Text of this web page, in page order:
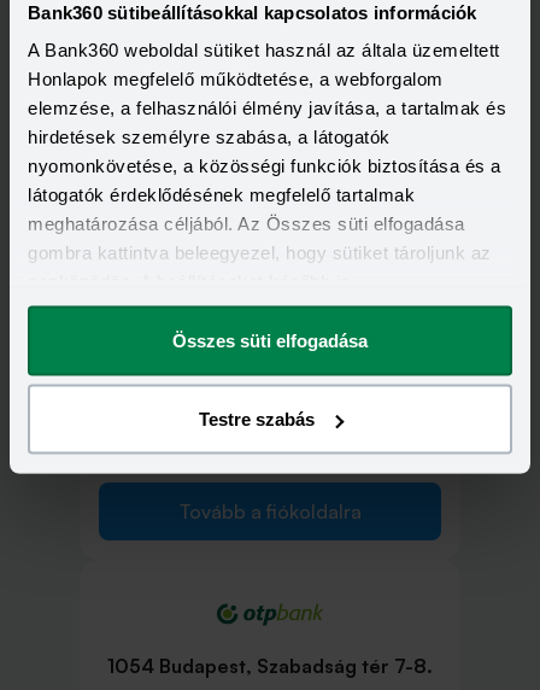
Bank360 sütibeállításokkal kapcsolatos információk
A Bank360 weboldal sütiket használ az általa üzemeltett
Honlapok megfelelő működtetése, a webforgalom
elemzése, a felhasználói élmény javítása, a tartalmak és
hirdetések személyre szabása, a látogatók
nyomonkövetése, a közösségi funkciók biztosítása és a
látogatók érdeklődésének megfelelő tartalmak
meghatározása céljából. Az Összes süti elfogadása
gombra kattintva beleegyezel, hogy sütiket tároljunk az
megváltoztathatod.
Összes süti elfogadása
Testre szabás
Tovább a fiókoldalra
1052 Budapest, Deák Ferenc utca 7-
9.
Tovább a fiókoldalra
1054 Budapest, Szabadság tér 7-8.